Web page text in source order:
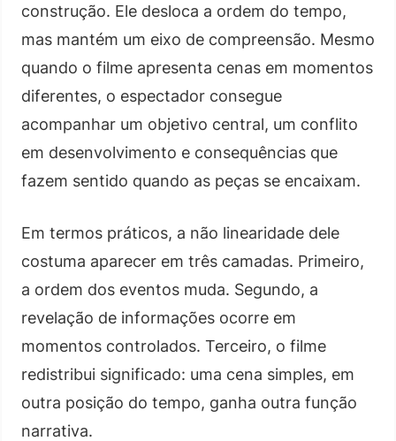
construção. Ele desloca a ordem do tempo,
mas mantém um eixo de compreensão. Mesmo
quando o filme apresenta cenas em momentos
diferentes, o espectador consegue
acompanhar um objetivo central, um conflito
em desenvolvimento e consequências que
fazem sentido quando as peças se encaixam.
Em termos práticos, a não linearidade dele
costuma aparecer em três camadas. Primeiro,
a ordem dos eventos muda. Segundo, a
revelação de informações ocorre em
momentos controlados. Terceiro, o filme
redistribui significado: uma cena simples, em
outra posição do tempo, ganha outra função
narrativa.